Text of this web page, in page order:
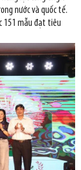
nước và quốc tế.
151 mẫu đạt tiêu